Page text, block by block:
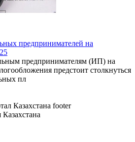
предпринимателей на
предпринимателям (ИП) на
предстоит столкнуться
пл